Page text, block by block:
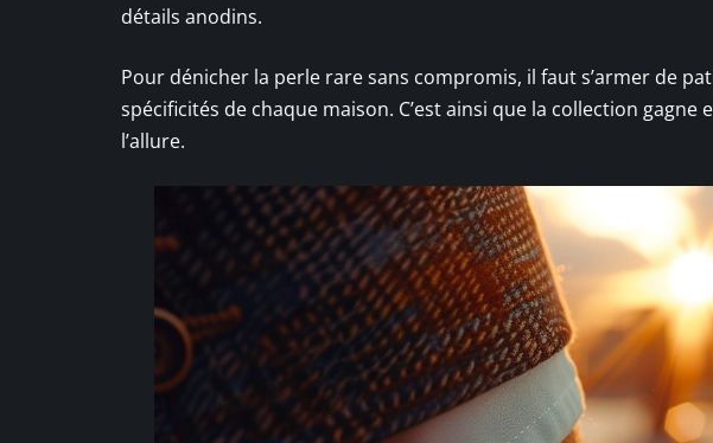
détails anodins.
Pour dénicher la perle rare sans compromis, il faut s’armer de
spécificités de chaque maison. C’est ainsi que la collection
l’allure.